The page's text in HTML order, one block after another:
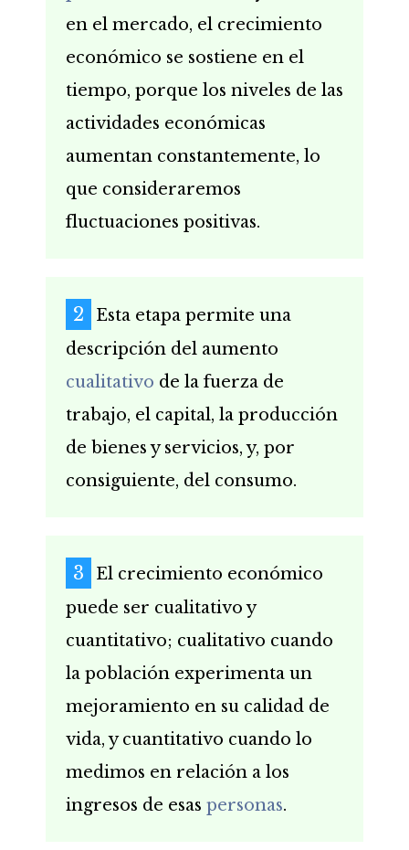
en el mercado, el crecimiento
económico se sostiene en el
tiempo, porque los niveles de las
actividades económicas
aumentan constantemente, lo
que consideraremos
fluctuaciones positivas.
Esta etapa permite una
descripción del aumento
cualitativo de la fuerza de
trabajo, el capital, la producción
de bienes y servicios, y, por
consiguiente, del consumo.
El crecimiento económico
puede ser cualitativo y
cuantitativo; cualitativo cuando
la población experimenta un
mejoramiento en su calidad de
vida, y cuantitativo cuando lo
medimos en relación a los
ingresos de esas personas.